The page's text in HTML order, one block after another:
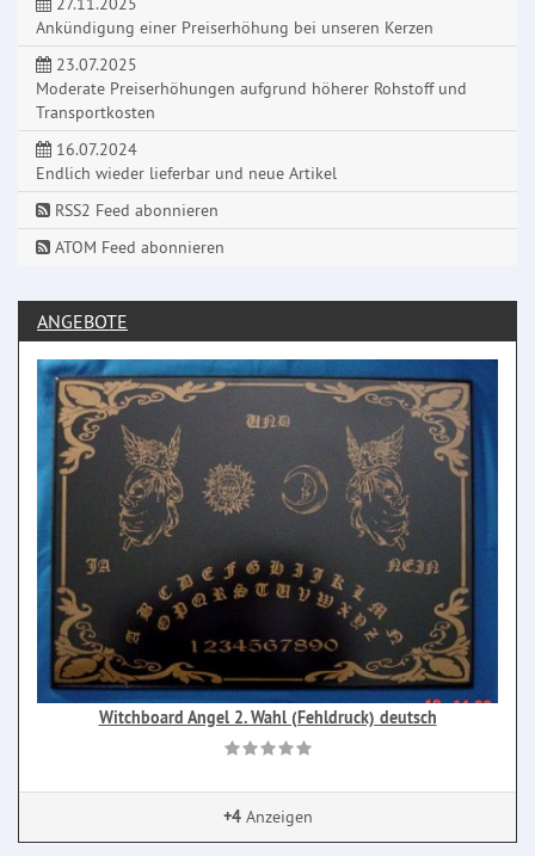
Ankündigung einer Preiserhöhung bei unseren Kerzen
23.07.2025
Moderate Preiserhöhungen aufgrund höherer Rohstoff und
Transportkosten
16.07.2024
Endlich wieder lieferbar und neue Artikel
RSS2 Feed abonnieren
ATOM Feed abonnieren
ANGEBOTE
Witchboard Angel 2. Wahl (Fehldruck) deutsch
+4Anzeigen